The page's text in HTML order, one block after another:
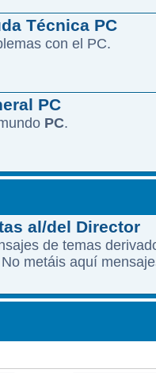
Técnica PC
con el PC.
PC
PC.
al/del Director
de temas
metáis aquí